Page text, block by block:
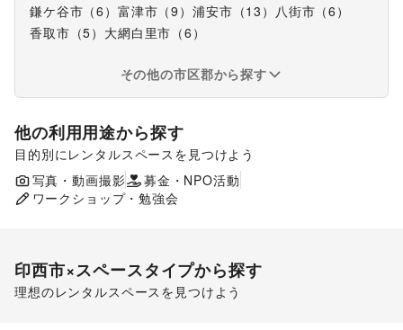
鎌ケ谷市 （6 ） 富津市 （9 ） 浦安市 （13 ） 八街市 （6 ）
香取市 （5） 大網白里市 （6 ）
その他の市区郡から探す
他の利用用途から探す
目的別にレンタルスペースを見つけよう
ポップアップストア
食品販売
販促イベント 展示会・個展
写真・動画撮影
募金・NPO活動
ワークショップ・勉強会
印西市×スペースタイプから探す
理想のレンタルスペースを見つけよう